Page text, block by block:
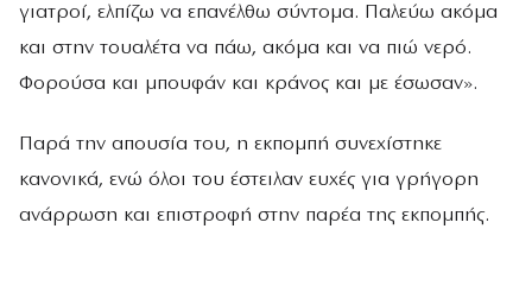
γιατροί, ελπίζω να επανέλθω σύντομα. Παλεύω ακόμα
και στην τουαλέτα να πάω, ακόμα και να πιώ νερό.
Φορούσα και μπουφάν και κράνος και με έσωσαν».
Παρά την απουσία του, η εκπομπή συνεχίστηκε
κανονικά, ενώ όλοι του έστειλαν ευχές για γρήγορη
ανάρρωση και επιστροφή στην παρέα της εκπομπής.